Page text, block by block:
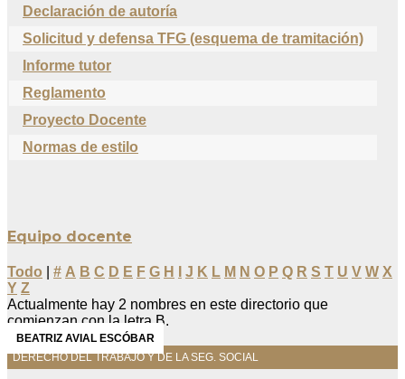
Declaración de autoría
Solicitud y defensa TFG (esquema de tramitación)
Informe tutor
Reglamento
Proyecto Docente
Normas de estilo
Equipo docente
Todo # A B C D E F G H J K L M N O P Q R S T U V W X
Y Z
Actualmente hay 2 nombres en este directorio que
comienzan con la letra B.
BEATRIZ AVIAL ESCÓBAR
DERECHO DEL TRABAJO Y DE LA SEG. SOCIAL